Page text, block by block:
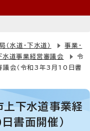
（水道・下水道）
事業・
水道事業経営審議会
令
会（令和3年3月10日書
下水道事業経
書面開催）